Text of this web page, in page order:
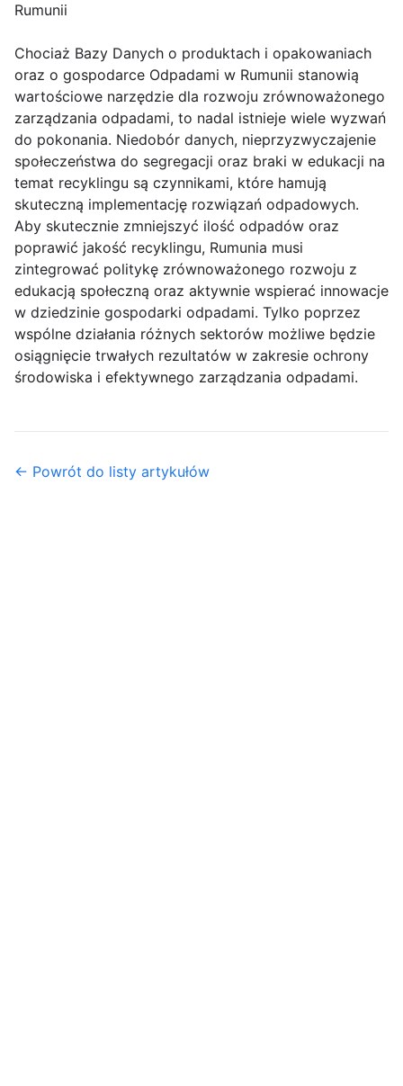
Rumunii
Chociaż Bazy Danych o produktach i opakowaniach
oraz o gospodarce Odpadami w Rumunii stanowią
wartościowe narzędzie dla rozwoju zrównoważonego
zarządzania odpadami, to nadal istnieje wiele wyzwań
do pokonania. Niedobór danych, nieprzyzwyczajenie
społeczeństwa do segregacji oraz braki w edukacji na
temat recyklingu są czynnikami, które hamują
skuteczną implementację rozwiązań odpadowych.
Aby skutecznie zmniejszyć ilość odpadów oraz
poprawić jakość recyklingu, Rumunia musi
zintegrować politykę zrównoważonego rozwoju z
edukacją społeczną oraz aktywnie wspierać innowacje
w dziedzinie gospodarki odpadami. Tylko poprzez
wspólne działania różnych sektorów możliwe będzie
osiągnięcie trwałych rezultatów w zakresie ochrony
środowiska i efektywnego zarządzania odpadami.
← Powrót do listy artykułów